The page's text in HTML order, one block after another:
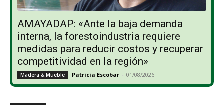
AMAYADAP: «Ante la baja demanda
interna, la forestoindustria requiere
medidas para reducir costos y recuperar
competitividad en la región»
Madera & Mueble Patricia Escobar - 01/08/2026